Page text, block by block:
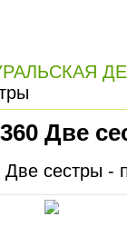
Две
сестры -